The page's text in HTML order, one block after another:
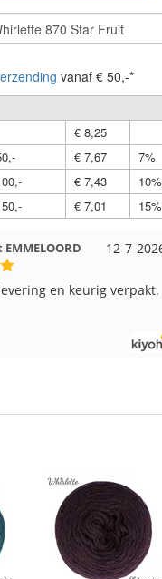
vanaf € 50,-*
€ 8,25
€ 7,67
7%
€ 7,43
10%
€ 7,01 15%
12-7-2026
en keurig verpakt.